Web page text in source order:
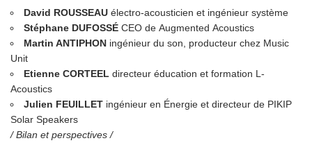
David ROUSSEAU électro-acousticien et ingénieur système
Stéphane DUFOSSÉ CEO de Augmented Acoustics
Martin ANTIPHON ingénieur du son, producteur chez Music
Unit
Etienne CORTEEL directeur éducation et formation L-
Acoustics
Julien FEUILLET ingénieur en Énergie et directeur de PIKIP
Solar Speakers
/ Bilan et perspectives /